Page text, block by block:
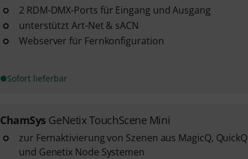
2 RDM-DMX-Ports für Eingang und Ausgang
unterstützt Art-Net & sACN
Webserver für Fernkonfiguration
Sofort lieferbar
ChamSys GeNetix TouchScene Mini
zur Fernaktivierung von Szenen aus MagicQ, QuickQ
und Genetix Node Systemen